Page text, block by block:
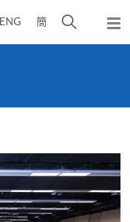
ENG 簡
開
彈
出